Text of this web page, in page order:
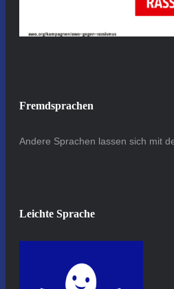
Fremdsprachen
Andere Sprachen lassen sich mit
Leichte Sprache